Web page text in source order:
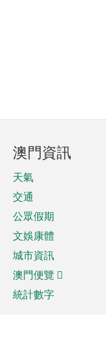
澳門資訊
天氣
交通
公眾假期
文娛康體
城市資訊
澳門便覽
統計數字